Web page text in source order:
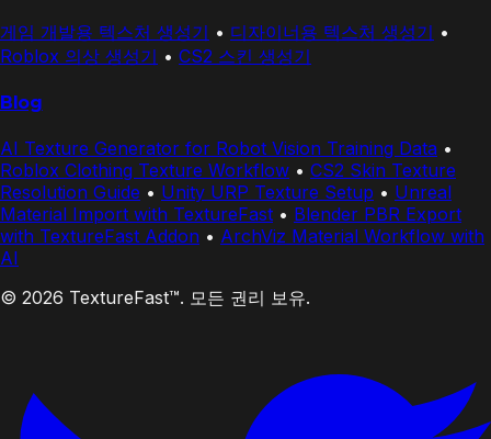
게임 개발용 텍스처 생성기 • 디자이너용 텍스처 생성기 •
Roblox 의상 생성기 • CS2 스킨 생성기
Blog
AI Texture Generator for Robot Vision Training Data •
Roblox Clothing Texture Workflow • CS2 Skin Texture
Resolution Guide • Unity URP Texture Setup • Unreal
Material Import with TextureFast • Blender PBR Export
with TextureFast Addon • ArchViz Material Workflow with
AI
© 2026 TextureFast™. 모든 권리 보유.